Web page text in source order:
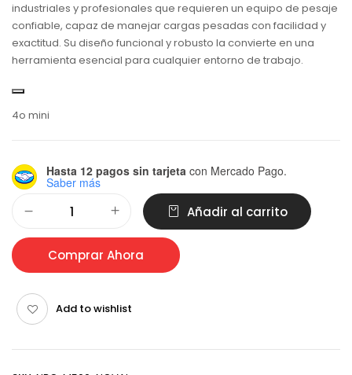
industriales y profesionales que requieren un equipo de pesaje
confiable, capaz de manejar cargas pesadas con facilidad y
exactitud. Su diseño funcional y robusto la convierte en una
herramienta esencial para cualquier entorno de trabajo.
4o mini
Hasta 12 pagos sin tarjeta con Mercado Pago.
Saber más
Añadir al carrito
Comprar Ahora
Add to wishlist